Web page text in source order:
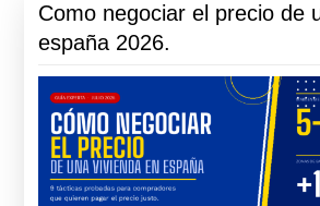
Como negociar el precio de
españa 2026.